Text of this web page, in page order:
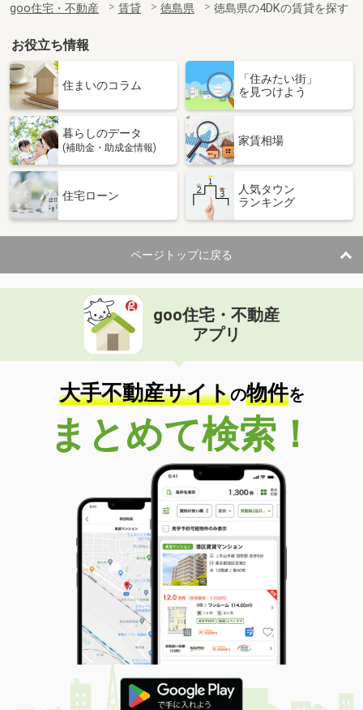
専有面積
23.71m²
徳島県徳島市北出来島町２
3.70万円
徳島県徳島市北出来島町２
専有面積
間取り
1K
徳島県徳島市北出来島町２
価 格
4万円
専有面積 22.7m²
間取り
1K
徳島県小松島市中田町字蛭子ノ本
価 格
徳島県小松島市中田町字蛭子ノ本
専有面積
57.64m²
間取り
2LDK
徳島県徳島市中徳島町１
3.80万円
徳島県徳島市中徳島町１
専有面積 19.87m²
間取り
1K
徳島県徳島市北出来島町２
価 格
3.90万円
住 所
徳島県徳島市北出来島町２
専有面積 22.7m²
間取り
徳島県徳島市北出来島町２
goo住宅・不動産 賃貸 徳島県 徳島県の4DKの賃貸を探す
お役立ち情報
住まいのコラム
「住みたい街」
を見つけよう
暮らしのデータ
(補助金・助成金情報)
家賃相場
住宅ローン
人気タウン
ランキング
ページトップに戻る
goo住宅・不動産
アプリ
大手不動産サイトの物件を
まとめて検索！